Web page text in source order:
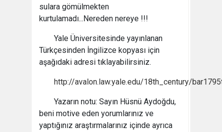
sulara gömülmekten
kurtulamadı...Nereden nereye !!!
Yale Üniversitesinde yayınlanan
Türkçesinden İngilizce kopyası için
aşağıdaki adresi tıklayabilirsiniz.
http://avalon.law.yale.edu/18th_century/
Yazarın notu: Sayın Hüsnü Aydoğdu,
beni motive eden yorumlarınız ve
yaptığınız araştırmalarınız içinde ayrıca